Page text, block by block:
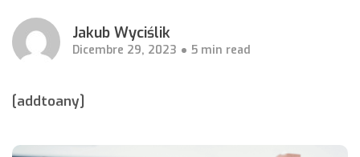
Jakub Wyciślik
Dicembre 29, 2023 5 min read
[addtoany]